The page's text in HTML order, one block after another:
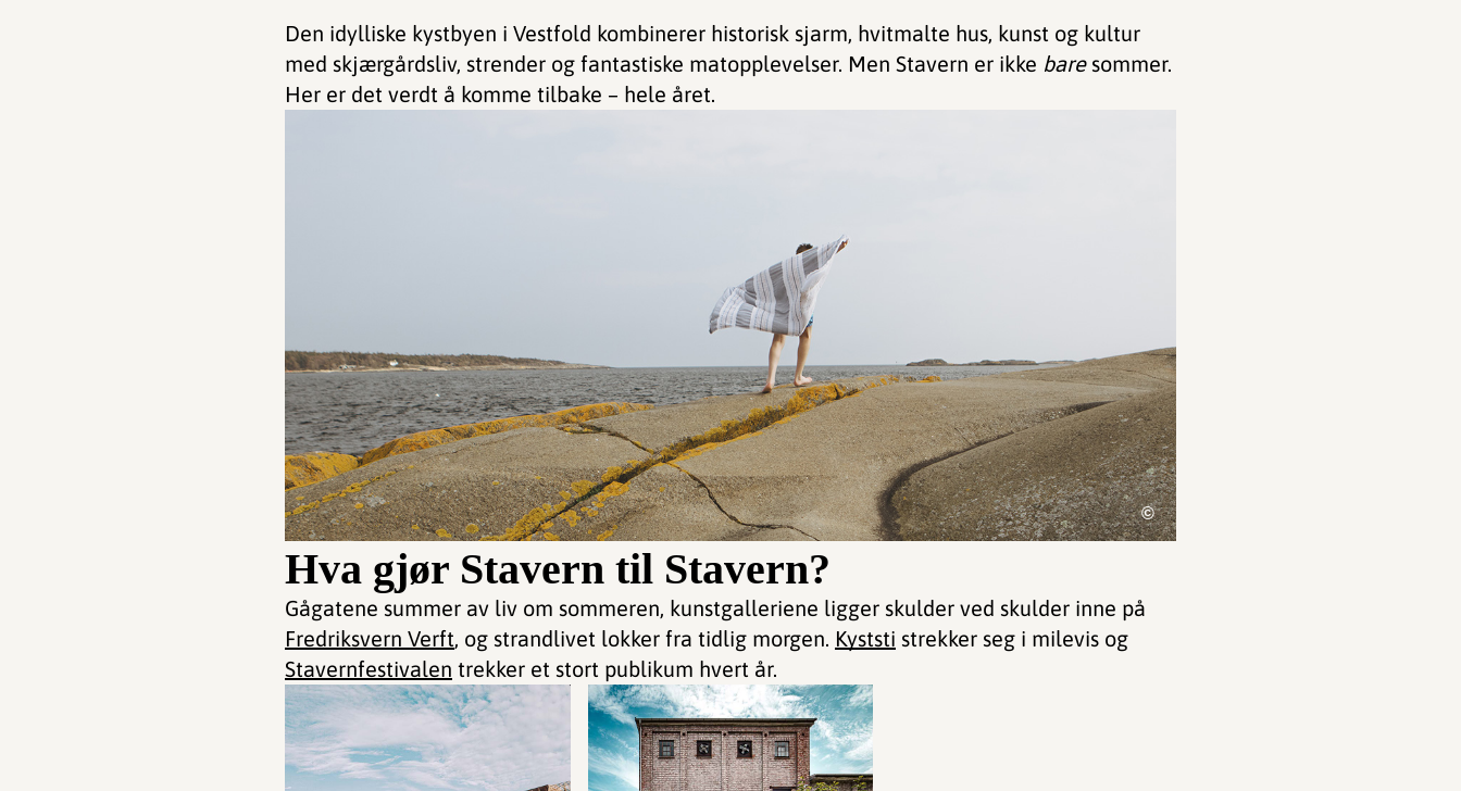
Den idylliske kystbyen i Vestfold kombinerer historisk sjarm, hvitmalte hus, kunst og kultur
med skjærgårdsliv, strender og fantastiske matopplevelser. Men Stavern er ikke bare sommer.
Her er det verdt å komme tilbake – hele året.
©
Hva gjør Stavern til Stavern?
Gågatene summer av liv om sommeren, kunstgalleriene ligger skulder ved skulder inne på
Fredriksvern Verft, og strandlivet lokker fra tidlig morgen. Kyststi strekker seg i milevis og
Stavernfestivalen trekker et stort publikum hvert år.